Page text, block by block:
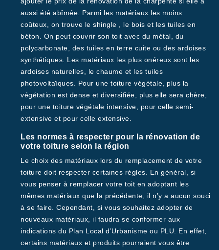
aussi été abîmée. Parmi les matériaux les moins
coûteux, on trouve le shingle , le bois et les tuiles en
béton. On peut couvrir son toit avec du métal, du
polycarbonate, des tuiles en terre cuite ou des ardoises
synthétiques. Les matériaux les plus onéreux sont les
ardoises naturelles, le chaume et les tuiles
photovoltaïques. Pour une toiture végétale, plus la
végétation est dense et diversifiée, plus elle sera chère,
pour une toiture végétale intensive, pour celle semi-
extensive et pour celle extensive.
Les normes à respecter pour la rénovation de
votre toiture selon la région
Le choix des matériaux lors du remplacement de votre
toiture doit respecter certaines règles. En général, si
vous penser à remplacer votre toit en adoptant les
mêmes matériaux que la précédente, il n’y a aucun souci
à se faire. Cependant, si vous souhaitez adopter de
nouveaux matériaux, il faudra se conformer aux
indications du Plan Local d’Urbanisme ou PLU. En effet,
certains matériaux et produits pourraient vous être